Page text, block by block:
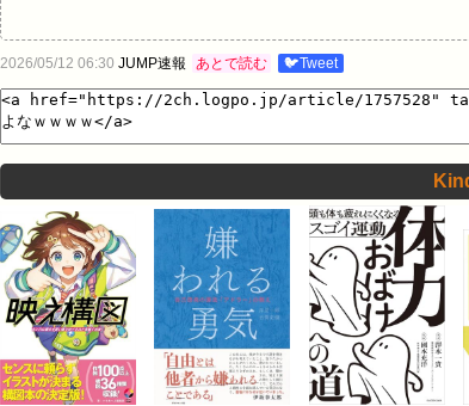
2026/05/12 06:30 JUMP速報 あとで読む 🐦Tweet